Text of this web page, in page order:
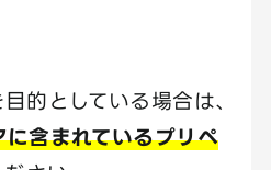
的としている場合は、
含まれているプリペ